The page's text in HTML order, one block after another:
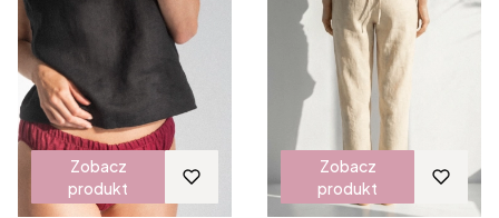
Zobacz
produkt
Zobacz
produkt